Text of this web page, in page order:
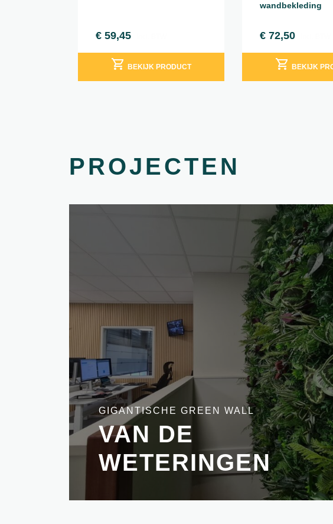
€ 59,45
BEKIJK PRODUCT
wandbekleding
€72,50
BEKIJK
PROJECTEN
GIGANTISCHE GREEN WALL
VAN DE
WETERINGEN